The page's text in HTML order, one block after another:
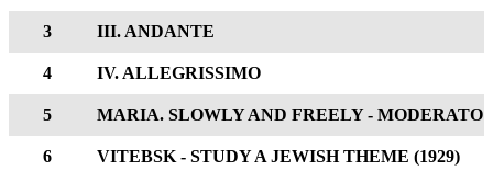
3 III. ANDANTE
4 IV. ALLEGRISSIMO
5 MARIA. SLOWLY AND FREELY - MODERATO
6 VITEBSK - STUDY A JEWISH THEME (1929)